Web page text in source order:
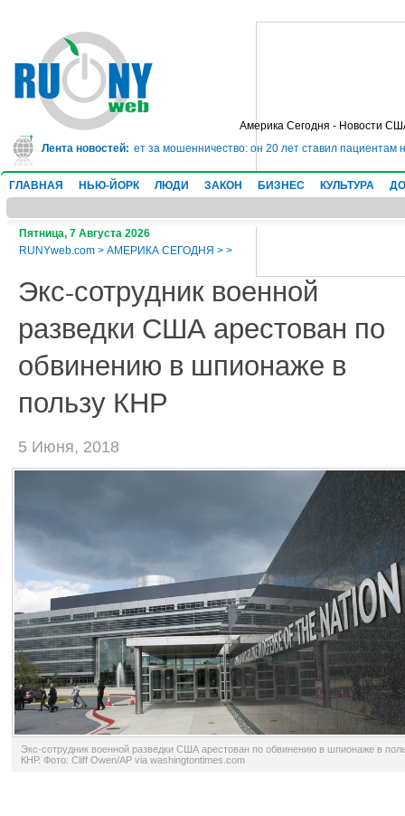
Америка Сегодня - Новости
Лента новостей:
в тюрьму на 10 лет за мошенничество: он 20 лет ставил пациентам
ГЛАВНАЯ НЬЮ-ЙОРК ЛЮДИ ЗАКОН БИЗНЕС КУЛЬТУРА
Пятница, 7 Августа 2026
RUNYweb.com > АМЕРИКА СЕГОДНЯ > >
Экс-сотрудник военной
разведки США арестован по
обвинению в шпионаже в
пользу КНР
5 Июня, 2018
Экс-сотрудник военной разведки США арестован по обвинению в шпионаже в
КНР. Фото: Cliff Owen/AP via washingtontimes.com